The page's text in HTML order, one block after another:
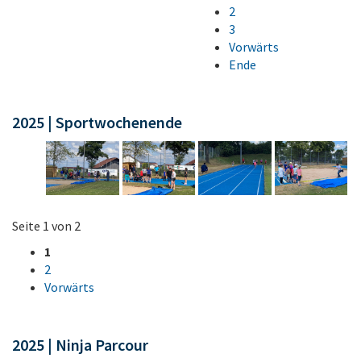
2
3
Vorwärts
Ende
2025 | Sportwochenende
Seite 1 von 2
1
2
Vorwärts
2025 | Ninja Parcour